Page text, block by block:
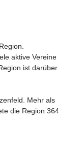
aktive Vereine
ist darüber
Mehr als
die Region 364